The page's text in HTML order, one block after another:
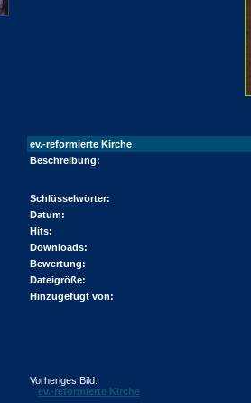
ev.-reformierte Kirche
Beschreibung:
Schlüsselwörter:
Datum:
Hits:
Downloads:
Bewertung:
Dateigröße:
Hinzugefügt von:
Vorheriges Bild:
ev.-reformierte Kirche